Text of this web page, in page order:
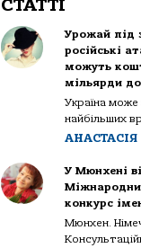
СТАТТІ
Урожай під
російські
можуть
мільярди
Україна може
найбільших
У Мюнхені
конкурс
Мюнхен.